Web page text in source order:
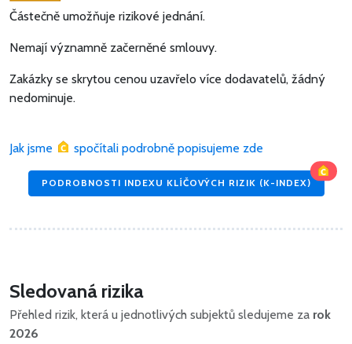
Částečně umožňuje rizikové jednání.
Nemají významně začerněné smlouvy.
Zakázky se skrytou cenou uzavřelo více dodavatelů, žádný
nedominuje.
Jak jsme spočítali podrobně popisujeme zde
PODROBNOSTI INDEXU KLÍČOVÝCH RIZIK (K-INDEX)
Sledovaná rizika
Přehled rizik, která u jednotlivých subjektů sledujeme za rok
2026